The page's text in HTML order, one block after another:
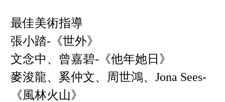
最佳美術指導
張小踏-《世外》
文念中、曾嘉碧-《他年她日》
麥浚龍、奚仲文、周世鴻、Jona Sees-
《風林火山》